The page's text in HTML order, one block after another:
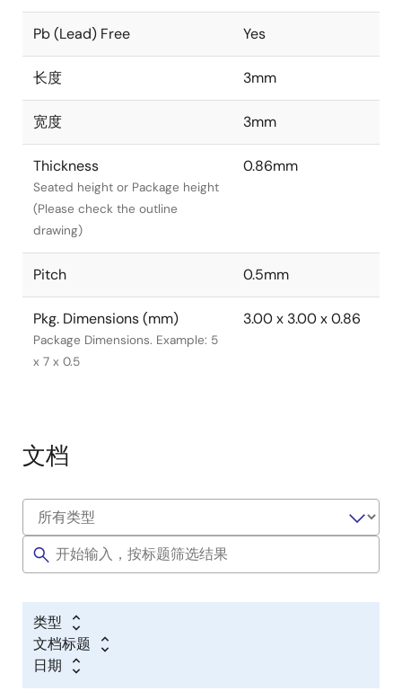
Pb (Lead) Free Yes
长度 3mm
宽度 3mm
Thickness
Seated height or Package height
(Please check the outline
drawing)
0.86mm
Pitch 0.5mm
Pkg. Dimensions (mm)
Package Dimensions. Example: 5
x 7 x 0.5
3.00 x 3.00 x 0.86
文档
类型
文档标题
日期